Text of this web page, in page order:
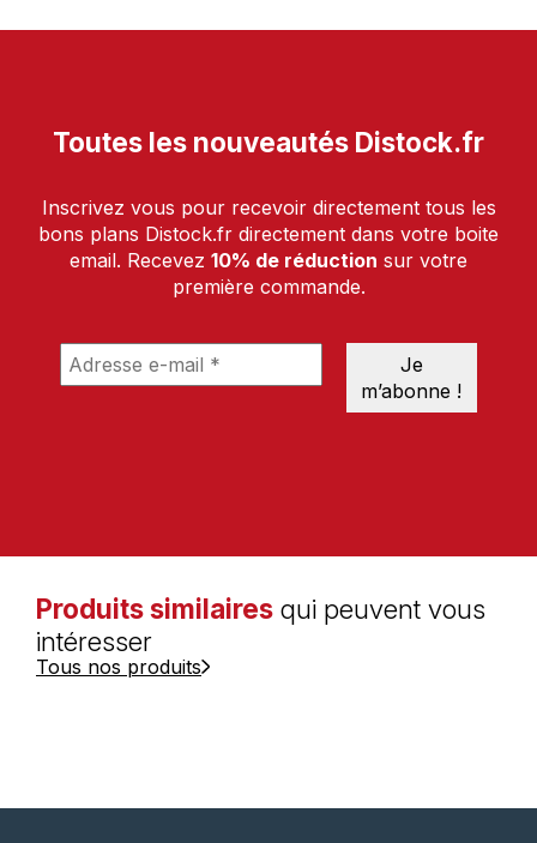
Toutes les nouveautés Distock.fr
Inscrivez vous pour recevoir directement tous les
bons plans Distock.fr directement dans votre boite
email. Recevez 10% de réduction sur votre
première commande.
Produits similaires qui peuvent vous
intéresser
Tous nos produits